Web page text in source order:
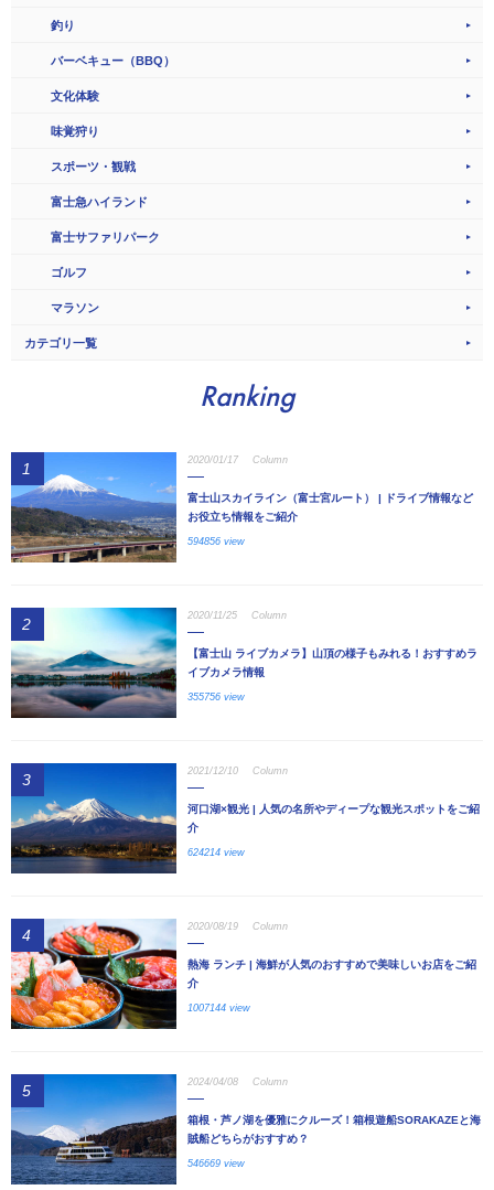
釣り
バーベキュー（BBQ）
文化体験
味覚狩り
スポーツ・観戦
富士急ハイランド
富士サファリパーク
ゴルフ
マラソン
カテゴリ一覧
Ranking
1 2020/01/17 Column
富士山スカイライン（富士宮ルート） | ドライブ情報など
お役立ち情報をご紹介
594856 view
2 2020/11/25 Column
【富士山 ライブカメラ】山頂の様子もみれる！おすすめラ
イブカメラ情報
355756 view
3 2021/12/10 Column
河口湖×観光 | 人気の名所やディープな観光スポットをご紹
介
624214 view
4 2020/08/19 Column
熱海 ランチ | 海鮮が人気のおすすめで美味しいお店をご紹
介
1007144 view
5 2024/04/08 Column
箱根・芦ノ湖を優雅にクルーズ！箱根遊船SORAKAZEと海
賊船どちらがおすすめ？
546669 view